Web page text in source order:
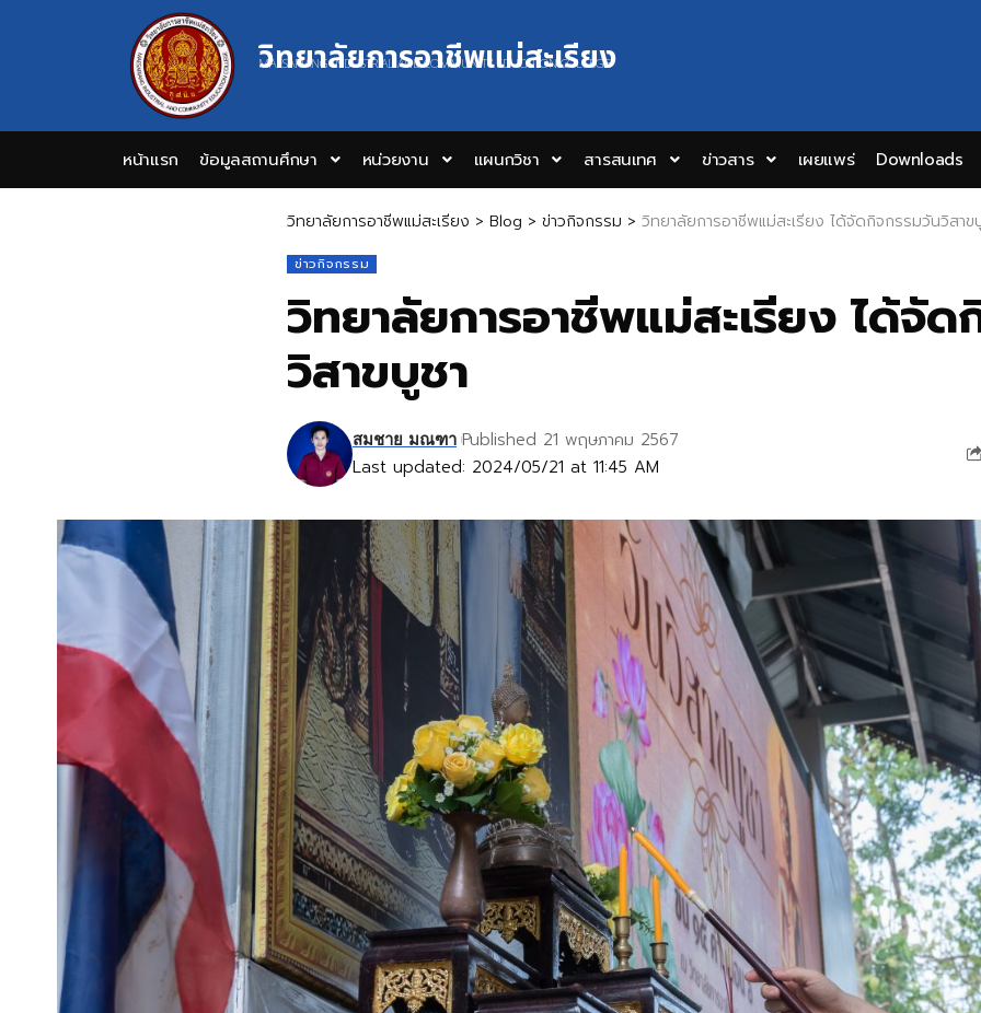
วิทยาลัยการอาชีพแม่สะเรียง
MAESARIANG INDUSTRIAL AND COMMUNITY EDUCATION COLLEGE
หน้าแรก ข้อมูลสถานศึกษา หน่วยงาน แผนกวิชา สารสนเทศ ข่าวสาร เผยแพร่ Downloads
วิทยาลัยการอาชีพแม่สะเรียง > Blog > ข่าวกิจกรรม > วิทยาลัยการอาชีพแม่สะเรียง ได้จัดกิจกรรมวันวิสาข
ข่าวกิจกรรม
วิทยาลัยการอาชีพแม่สะเรียง ได้จั
วิสาขบูชา
Last updated: 2024/05/21 at 11:45 AM
สมชาย มณฑา Published 21 พฤษภาคม 2567